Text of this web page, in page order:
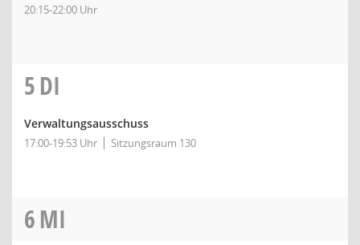
20:15-22:00 Uhr
5DI
Verwaltungsausschuss
17:00-19:53 Uhr Sitzungsraum 130
6MI